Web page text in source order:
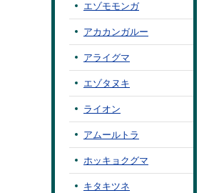
エゾモモンガ
アカカンガルー
アライグマ
エゾタヌキ
ライオン
アムールトラ
ホッキョクグマ
キタキツネ